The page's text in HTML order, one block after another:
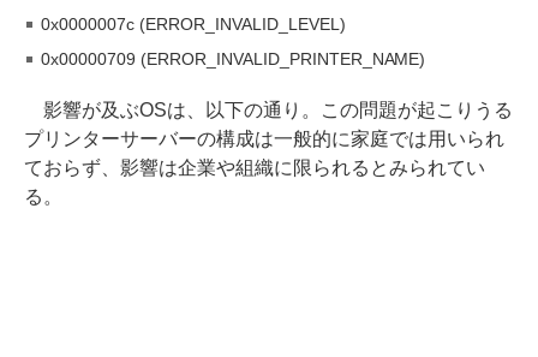
0x0000007c (ERROR_INVALID_LEVEL)
0x00000709 (ERROR_INVALID_PRINTER_NAME)
影響が及ぶOSは、以下の通り。この問題が起こりうる
プリンターサーバーの構成は一般的に家庭では用いられ
ておらず、影響は企業や組織に限られるとみられてい
る。